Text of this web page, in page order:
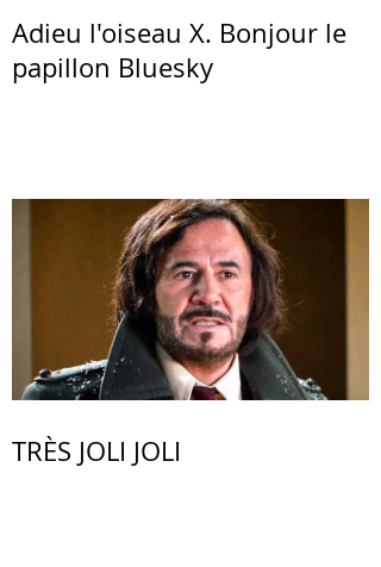
Adieu l'oiseau X. Bonjour le
papillon Bluesky
TRÈS JOLI JOLI